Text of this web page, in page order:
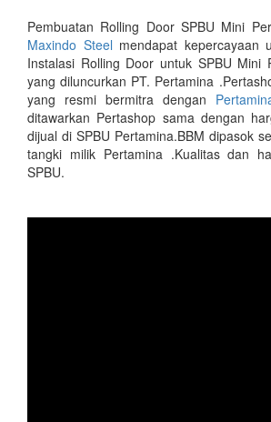
Pembuatan Rolling Door SPBU Mini
Maxindo Steel mendapat kepercayaan
Instalasi Rolling Door untuk SPBU Mini
yang diluncurkan PT. Pertamina
yang resmi bermitra dengan
ditawarkan Pertashop sama dengan
dijual di SPBU Pertamina.BBM dipasok
tangki milik Pertamina .Kualitas dan
SPBU.